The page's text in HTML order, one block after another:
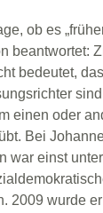
ob es
beantwortet:
bedeutet,
einen oder
Bei
war einst
2009 wurde